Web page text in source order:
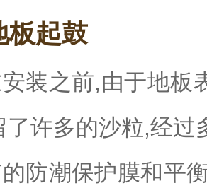
板起鼓
装之前,由于地板
了许多的沙粒,经过
防潮保护膜和平